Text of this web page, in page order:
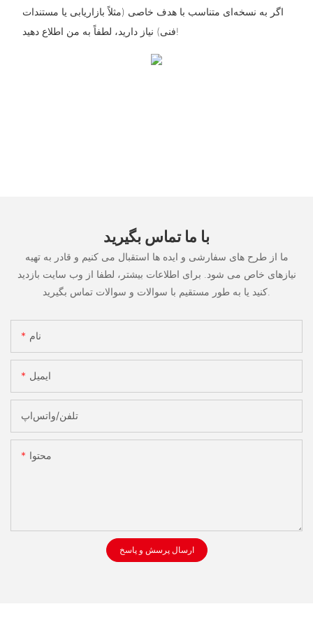
اگر به نسخه‌ای متناسب با هدف خاصی (مثلاً بازاریابی یا مستندات
فنی) نیاز دارید، لطفاً به من اطلاع دهید!
با ما تماس بگیرید
ما از طرح های سفارشی و ایده ها استقبال می کنیم و قادر به تهیه
نیازهای خاص می شود. برای اطلاعات بیشتر، لطفا از وب سایت بازدید
نام
ایمیل
تلفن/واتس‌اپ
محتوا
ارسال پرسش و پاسخ